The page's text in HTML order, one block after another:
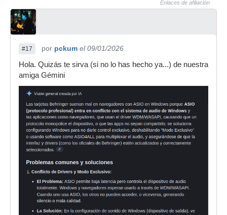
Enlaces de afiliación
#17 por pckum el 09/01/2026
Hola. Quizás te sirva (si no lo has hecho ya...) de nuestra
amiga Gémini